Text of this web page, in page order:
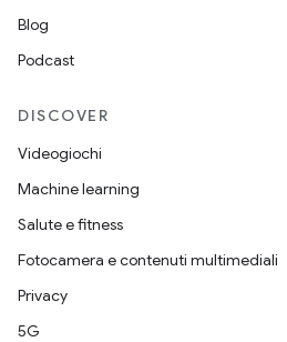
Blog
Podcast
DISCOVER
Videogiochi
Machine learning
Salute e fitness
Fotocamera e contenuti multimediali
Privacy
5G